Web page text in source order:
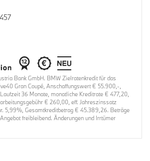
Bank GmbH. BMW Zielratenkredit für das
Gran Coupé, Anschaffungswert € 55.900,-,
36 Monate, monatliche Kreditrate € 477,20,
€ 260,00, eff. Jahreszinssatz
5,99%, Gesamtkreditbetrag € 45.389,26. Beträge
freibleibend. Änderungen und Irrtümer